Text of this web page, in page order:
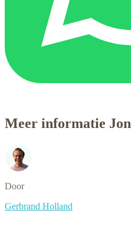
Meer informatie
Door
Gerbrand Holland